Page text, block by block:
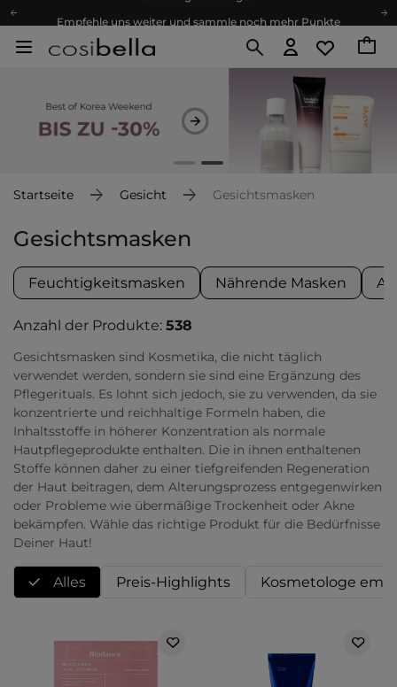
Kostenloser Versand ab 60 €
Versand nach Deutschland und Österreich
Treueprogramm
Empfehle uns weiter und sammle noch mehr Punkte
Kostenloser Versand ab 60 €
Startseite Gesicht Gesichtsmasken
Gesichtsmasken
Feuchtigkeitsmasken Nährende Masken
Anzahl der Produkte: 538
Gesichtsmasken sind Kosmetika, die nicht täglich
verwendet werden, sondern sie sind eine Ergänzung des
Pflegerituals. Es lohnt sich jedoch, sie zu verwenden, da sie
konzentrierte und reichhaltige Formeln haben, die
Inhaltsstoffe in höherer Konzentration als normale
Hautpflegeprodukte enthalten. Die in ihnen enthaltenen
Stoffe können daher zu einer tiefgreifenden Regeneration
der Haut beitragen, dem Alterungsprozess entgegenwirken
oder Probleme wie übermäßige Trockenheit oder Akne
bekämpfen. Wähle das richtige Produkt für die Bedürfnisse
Deiner Haut!
Alles Preis-Highlights Kosmetologe